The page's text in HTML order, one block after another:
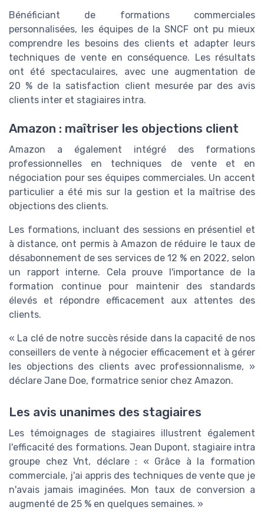
Bénéficiant de formations commerciales
personnalisées, les équipes de la SNCF ont pu mieux
comprendre les besoins des clients et adapter leurs
techniques de vente en conséquence. Les résultats
ont été spectaculaires, avec une augmentation de
20 % de la satisfaction client mesurée par des avis
clients inter et stagiaires intra.
Amazon : maîtriser les objections client
Amazon a également intégré des formations
professionnelles en techniques de vente et en
négociation pour ses équipes commerciales. Un accent
particulier a été mis sur la gestion et la maîtrise des
objections des clients.
Les formations, incluant des sessions en présentiel et
à distance, ont permis à Amazon de réduire le taux de
désabonnement de ses services de 12 % en 2022, selon
un rapport interne. Cela prouve l'importance de la
formation continue pour maintenir des standards
élevés et répondre efficacement aux attentes des
clients.
« La clé de notre succès réside dans la capacité de nos
conseillers de vente à négocier efficacement et à gérer
les objections des clients avec professionnalisme, »
déclare Jane Doe, formatrice senior chez Amazon.
Les avis unanimes des stagiaires
Les témoignages de stagiaires illustrent également
l'efficacité des formations. Jean Dupont, stagiaire intra
groupe chez Vnt, déclare : « Grâce à la formation
commerciale, j'ai appris des techniques de vente que je
n'avais jamais imaginées. Mon taux de conversion a
augmenté de 25 % en quelques semaines. »